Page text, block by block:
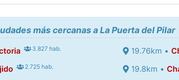
más cercanas a La Puerta del Pilar
3.827 hab.
2.725 hab.
19.76km •
19.8km •